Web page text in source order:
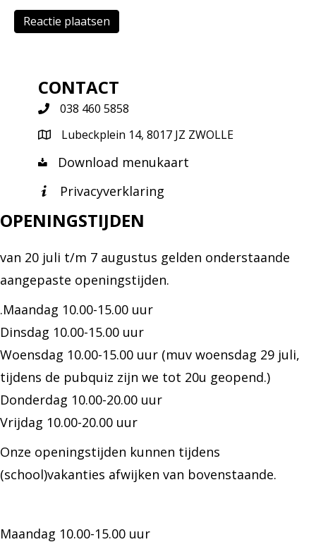
CONTACT
038 460 5858
Lubeckplein 14, 8017 JZ ZWOLLE
Download menukaart
Privacyverklaring
OPENINGSTIJDEN
van 20 juli t/m 7 augustus gelden onderstaande
aangepaste openingstijden.
.Maandag 10.00-15.00 uur
Dinsdag 10.00-15.00 uur
Woensdag 10.00-15.00 uur (muv woensdag 29 juli,
tijdens de pubquiz zijn we tot 20u geopend.)
Donderdag 10.00-20.00 uur
Vrijdag 10.00-20.00 uur
Onze openingstijden kunnen tijdens
(school)vakanties afwijken van bovenstaande.
Maandag 10.00-15.00 uur